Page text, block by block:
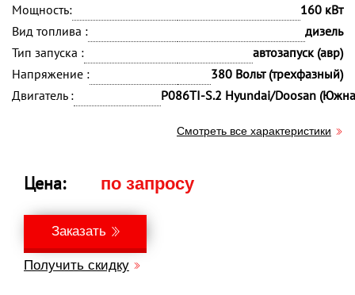
Мощность:
160 кВт
Вид топлива :
дизель
Тип запуска :
автозапуск (авр)
Напряжение :
380 Вольт (трехфазный)
Двигатель :
P086TI-S.2 Hyundai/Doosan
Смотреть все характеристики
Цена: по запросу
Заказать
Получить скидку